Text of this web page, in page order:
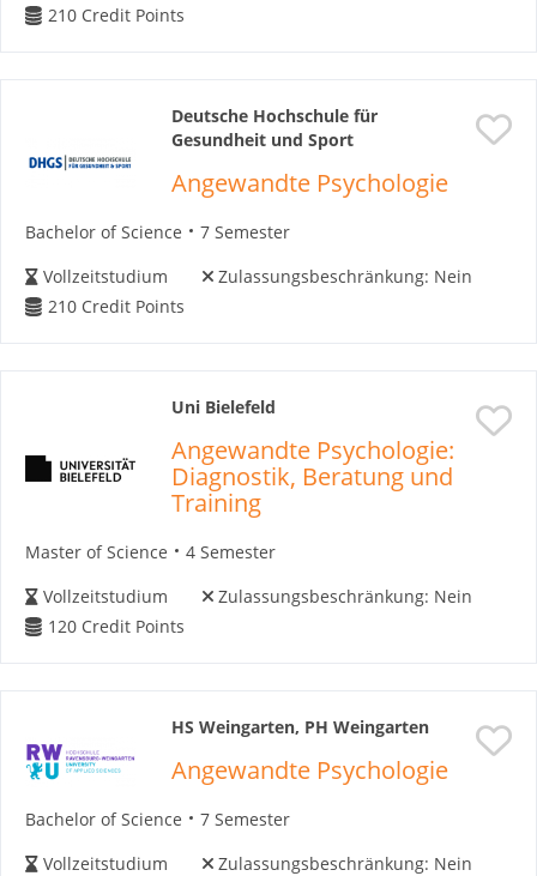
210 Credit Points
Deutsche Hochschule für
Gesundheit und Sport
Angewandte Psychologie
Bachelor of Science
7 Semester
Vollzeitstudium
Zulassungsbeschränkung: Nein
210 Credit Points
Uni Bielefeld
Angewandte Psychologie:
Diagnostik, Beratung und
Training
Master of Science
4 Semester
Vollzeitstudium
Zulassungsbeschränkung: Nein
120 Credit Points
HS Weingarten, PH Weingarten
Angewandte Psychologie
Bachelor of Science
7 Semester
Vollzeitstudium
Zulassungsbeschränkung: Nein